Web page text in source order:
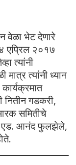
वेळा भेट देणारे
एप्रिल २०१७
त्यांनी
मात्र त्यांनी ध्यान
गडकरी,
समितीचे
एड. आनंद फुलझेले,